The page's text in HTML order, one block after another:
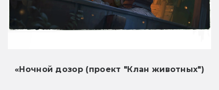
«Ночной дозор (проект "Клан животных")